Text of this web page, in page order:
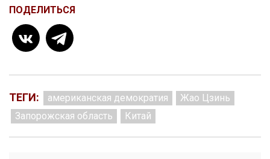
ПОДЕЛИТЬСЯ
ТЕГИ: американская демократия
Жао Цзинь
Запорожская область
Китай